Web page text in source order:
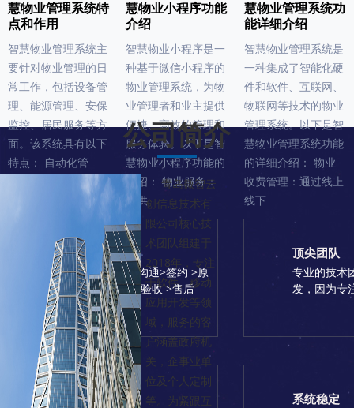
慧物业管理系统特
点和作用
智慧物业管理系统主
要针对物业管理的日
常工作，包括设备管
理、能源管理、安保
监控、居民服务等方
面。该系统具有以下
特点： 自动化管
慧物业小程序功能
介绍
智慧物业小程序是一
种基于微信小程序的
物业管理系统，为物
业管理者和业主提供
便捷、高效的管理和
服务体验。以下是智
慧物业小程序功能的
介绍： 物业服务：
提供……
慧物业管理系统功
能详细介绍
智慧物业管理系统是
一种集成了智能化硬
件和软件、互联网、
物联网等技术的物业
管理系统。以下是智
慧物业管理系统功能
的详细介绍： 物业
收费管理：通过线上
线下……
开发流程
科学合理的流程，沟通>签约 >原
型>UI>开发>测试>验收 >售后
顶尖团队
专业的技术
发，因为专
客户群体 系统稳定
公司简介
青岛微智云
创信息技术有
限公司核心技
术团队组建于
2018年，专注
于软件、移动
应用开发等领
域，服务的客
户涵盖政府机
关，企事业单
位及个人定制
等。为紧跟互